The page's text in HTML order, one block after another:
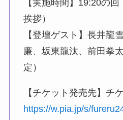
【実施時間】19:20の
挨拶）
【登壇ゲスト】長井龍
廉、坂東龍汰、前田拳
定）
【チケット発売先】チ
https://w.pia.jp/s/